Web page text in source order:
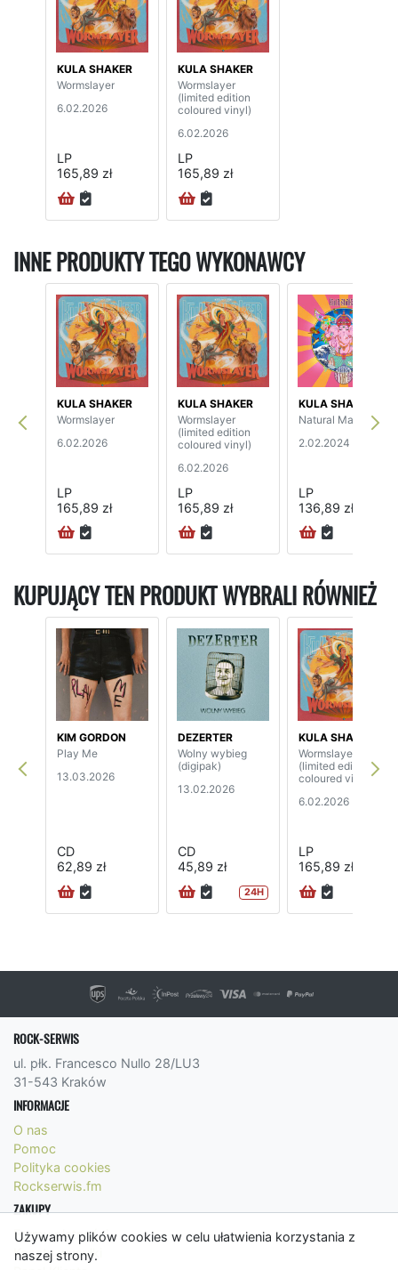
Używamy plików cookies w celu ułatwienia korzystania z
naszej strony.
KULA SHAKER
Wormslayer
6.02.2026
LP
165,89 zł
KULA SHAKER
Wormslayer
(limited edition
coloured vinyl)
6.02.2026
LP
165,89 zł
INNE PRODUKTY TEGO WYKONAWCY
KULA SHAKER
Wormslayer
6.02.2026
LP
165,89 zł
KULA SHAKER
Wormslayer
(limited edition
coloured vinyl)
6.02.2026
LP
165,89 zł
KULA SHAKER
Natural Magick
2.02.2024
LP
136,89 zł
KUPUJĄCY TEN PRODUKT WYBRALI RÓWNIEŻ
KIM GORDON
Play Me
13.03.2026
CD
62,89 zł
DEZERTER
Wolny wybieg
(digipak)
13.02.2026
CD
45,89 zł
24H
KULA SHAKER
Wormslayer
(limited edition
coloured vinyl)
6.02.2026
LP
165,89 zł
ROCK-SERWIS
ul. płk. Francesco Nullo 28/LU3
31-543 Kraków
INFORMACJE
O nas
Pomoc
Polityka cookies
Rockserwis.fm
ZAKUPY
Formy płatności
Koszty wysyłki